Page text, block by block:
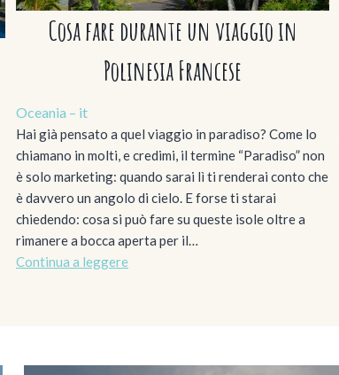
Cosa fare durante un viaggio in
Polinesia Francese
Oceania – it
Hai già pensato a quel viaggio in paradiso? Come lo
chiamano in molti, e credimi, il termine “Paradiso” non
è solo marketing: quando sarai lì ti renderai conto che
è davvero un angolo di cielo. E forse ti starai
chiedendo: cosa si può fare su queste isole oltre a
rimanere a bocca aperta per il…
Continua a leggere